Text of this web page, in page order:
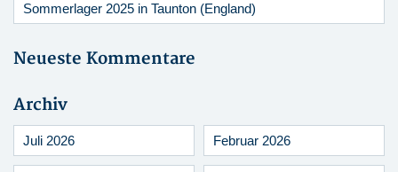
Sommerlager 2025 in Taunton (England)
Neueste Kommentare
Archiv
Juli 2026 Februar 2026